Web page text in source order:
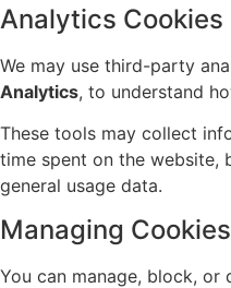
Analytics Cookies
We may use third-party
Analytics, to understand
These tools may collect
time spent on the website,
general usage data.
Managing Cookies
You can manage, block,